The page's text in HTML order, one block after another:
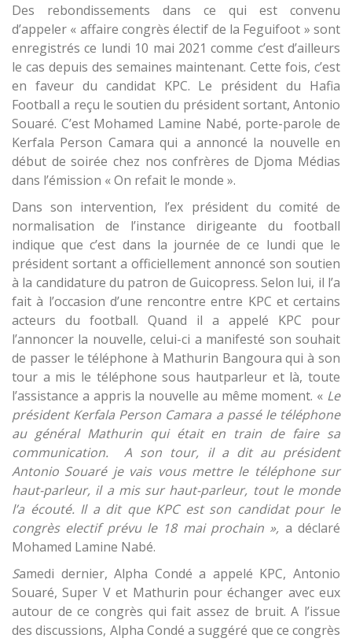
Des rebondissements dans ce qui est convenu
d’appeler « affaire congrès électif de la Feguifoot » sont
enregistrés ce lundi 10 mai 2021 comme c’est d’ailleurs
le cas depuis des semaines maintenant. Cette fois, c’est
en faveur du candidat KPC. Le président du Hafia
Football a reçu le soutien du président sortant, Antonio
Souaré. C’est Mohamed Lamine Nabé, porte-parole de
Kerfala Person Camara qui a annoncé la nouvelle en
début de soirée chez nos confrères de Djoma Médias
dans l’émission « On refait le monde ».
Dans son intervention, l’ex président du comité de
normalisation de l’instance dirigeante du football
indique que c’est dans la journée de ce lundi que le
président sortant a officiellement annoncé son soutien
à la candidature du patron de Guicopress. Selon lui, il l’a
fait à l’occasion d’une rencontre entre KPC et certains
acteurs du football. Quand il a appelé KPC pour
l’annoncer la nouvelle, celui-ci a manifesté son souhait
de passer le téléphone à Mathurin Bangoura qui à son
tour a mis le téléphone sous hautparleur et là, toute
l’assistance a appris la nouvelle au même moment. « Le
président Kerfala Person Camara a passé le téléphone
au général Mathurin qui était en train de faire sa
communication. A son tour, il a dit au président
Antonio Souaré je vais vous mettre le téléphone sur
haut-parleur, il a mis sur haut-parleur, tout le monde
l’a écouté. Il a dit que KPC est son candidat pour le
congrès electif prévu le 18 mai prochain », a déclaré
Mohamed Lamine Nabé.
Samedi dernier, Alpha Condé a appelé KPC, Antonio
Souaré, Super V et Mathurin pour échanger avec eux
autour de ce congrès qui fait assez de bruit. A l’issue
des discussions, Alpha Condé a suggéré que ce congrès